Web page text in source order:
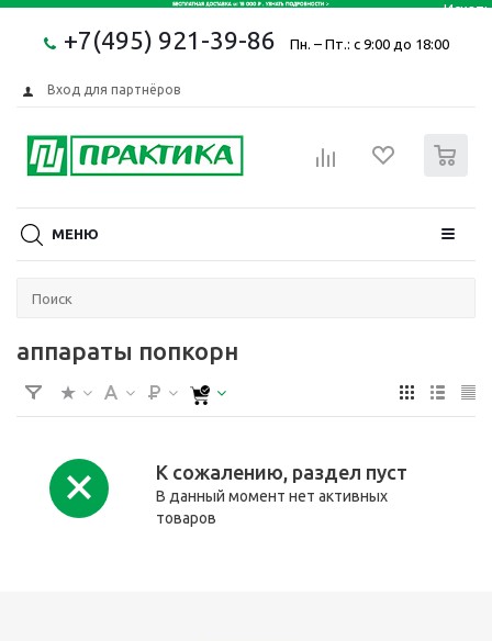
+7(495) 921-39-86 Пн. – Пт.: с 9:00 до 18:00
Вход для партнёров
МЕНЮ
аппараты попкорн
К сожалению, раздел пуст
В данный момент нет активных
товаров